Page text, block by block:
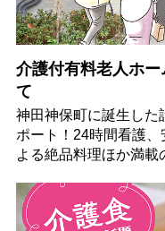
介護付有料老人ホ
て
神田神保町に誕生した
ポート！24時間看護
よる絶品料理ほか満載